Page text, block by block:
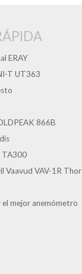
ERAY
T UT363
866B
TA300
Vaavud VAV-1R Thor
mejor anemómetro